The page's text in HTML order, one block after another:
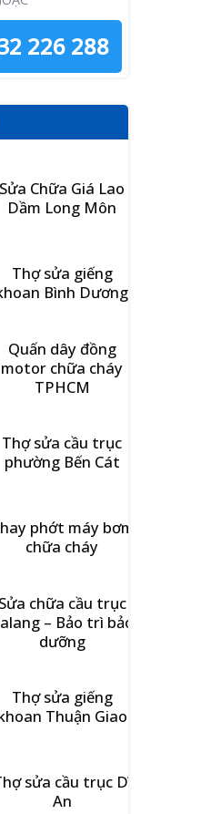
226 288
Sửa Chữa Giá Lao
Dầm Long Môn
Thợ sửa giếng
Bình Dương
Quấn dây đồng
motor chữa cháy
TPHCM
Thợ sửa cầu trục
phường Bến Cát
phớt máy bơm
chữa cháy
Sửa chữa cầu trục
– Bảo trì bảo
dưỡng
Thợ sửa giếng
Thuận Giao
sửa cầu trục Dĩ
An